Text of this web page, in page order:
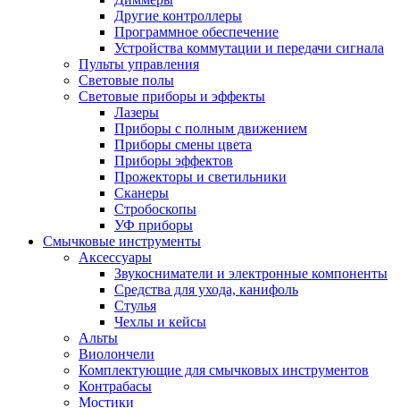
Другие контроллеры
Программное обеспечение
Устройства коммутации и передачи сигнала
Пульты управления
Световые полы
Световые приборы и эффекты
Лазеры
Приборы с полным движением
Приборы смены цвета
Приборы эффектов
Прожекторы и светильники
Сканеры
Стробоскопы
УФ приборы
Смычковые инструменты
Аксессуары
Звукосниматели и электронные компоненты
Средства для ухода, канифоль
Стулья
Чехлы и кейсы
Альты
Виолончели
Комплектующие для смычковых инструментов
Контрабасы
Мостики